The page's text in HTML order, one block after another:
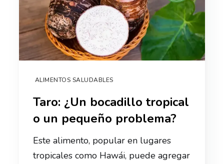
ALIMENTOS SALUDABLES
Taro: ¿Un bocadillo tropical
o un pequeño problema?
Este alimento, popular en lugares
tropicales como Hawái, puede agregar